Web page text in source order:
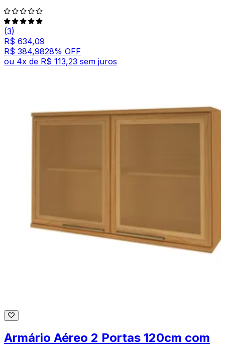
(3)
R$ 634,09
R$ 384,9828% OFF
ou 4x de R$ 113,23 sem juros
Armário Aéreo 2 Portas 120cm com